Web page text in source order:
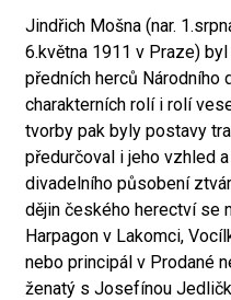
Jindřich Mošna (nar.
6.května 1911 v Praze)
předních herců Národního
charakterních rolí i rolí
tvorby pak byly postavy
předurčoval i jeho vzhled
divadelního působení
dějin českého herectví se
Harpagon v Lakomci,
nebo principál v Prodané
ženatý s Josefínou